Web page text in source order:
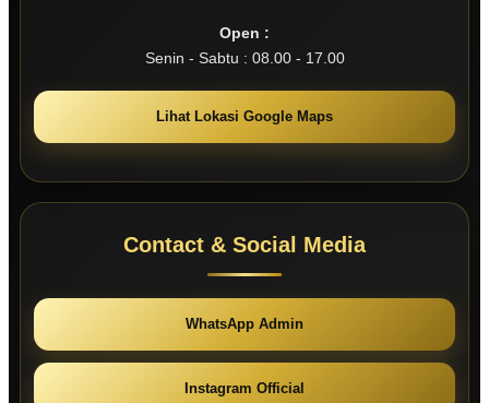
Open :
Senin - Sabtu : 08.00 - 17.00
Lihat Lokasi Google Maps
Contact & Social Media
WhatsApp Admin
Instagram Official